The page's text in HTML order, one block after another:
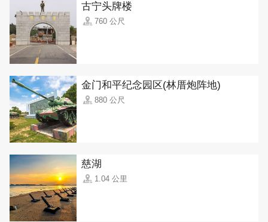
古宁头牌楼
760 公尺
金门和平纪念园区(林厝炮阵地)
880 公尺
慈湖
1.04 公里